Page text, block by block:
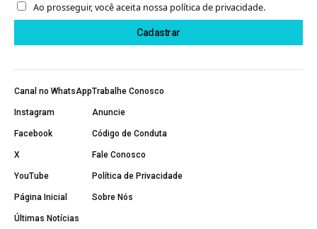
Ao prosseguir, você aceita nossa política de privacidade.
Canal no WhatsApp
Instagram
Facebook
X
YouTube
Página Inicial
Últimas Notícias
Trabalhe Conosco
Anuncie
Código de Conduta
Fale Conosco
Política de Privacidade
Sobre Nós